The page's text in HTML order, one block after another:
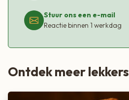
Stuur ons een e-mail
Reactie binnen 1 werkdag
Ontdek meer lekkers